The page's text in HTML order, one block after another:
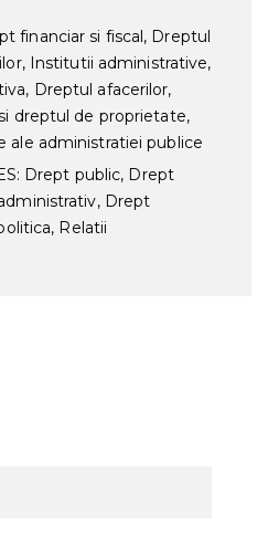
financiar si fiscal, Dreptul
Institutii administrative,
Dreptul afacerilor,
dreptul de proprietate,
ale administratiei publice
Drept public, Drept
Drept
Relatii